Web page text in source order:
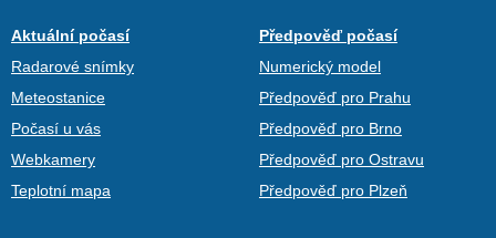
Aktuální počasí
Radarové snímky
Meteostanice
Počasí u vás
Webkamery
Teplotní mapa
Předpověď počasí
Numerický model
Předpověď pro Prahu
Předpověď pro Brno
Předpověď pro Ostravu
Předpověď pro Plzeň